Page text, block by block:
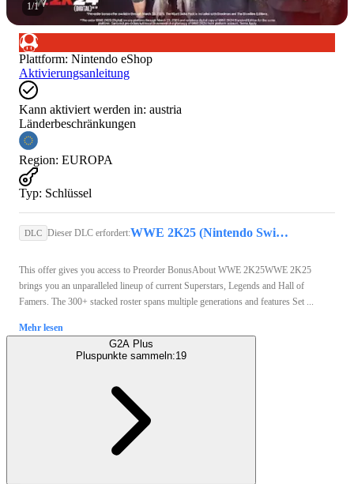
1/1
Plattform: Nintendo eShop
Aktivierungsanleitung
Kann aktiviert werden in: austria
Länderbeschränkungen
Region: EUROPA
Typ: Schlüssel
DLC Dieser DLC erfordert: WWE 2K25 (Nintendo Switch 2) - Nintendo eShop Key - EUROPE
This offer gives you access to Preorder BonusAbout WWE 2K25WWE 2K25
brings you an unparalleled lineup of current Superstars, Legends and Hall of
Famers. The 300+ stacked roster spans multiple generations and features Set ...
Mehr lesen
G2A Plus
Pluspunkte sammeln:19